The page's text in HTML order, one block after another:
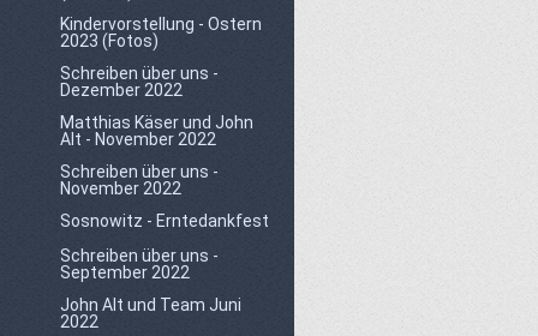
Kindervorstellung - Ostern
2023 (Fotos)
Schreiben über uns -
Dezember 2022
Matthias Käser und John
Alt - November 2022
Schreiben über uns -
November 2022
Sosnowitz - Erntedankfest
Schreiben über uns -
September 2022
John Alt und Team Juni
2022